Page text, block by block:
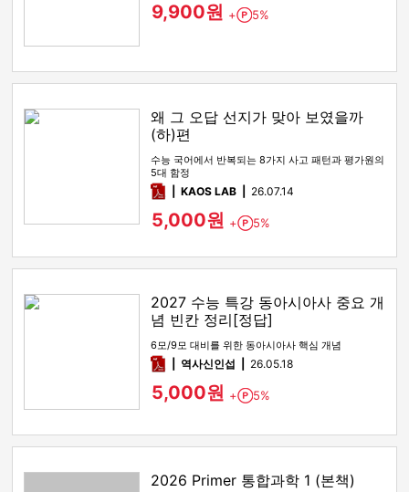
9,900원 + Point
5%
왜 그 오답 선지가 맞아 보였을까
(하)편
수능 국어에서 반복되는 8가지 사고 패턴과 평가원의
5대 함정
pdfKAOS LAB 26.07.14
5,000원 + Point
5%
2027 수능 특강 동아시아사 중요 개
념 빈칸 정리[정답]
6모/9모 대비를 위한 동아시아사 핵심 개념
pdf역사신인섭 26.05.18
5,000원 + Point
5%
2026 Primer 통합과학 1 (본책)